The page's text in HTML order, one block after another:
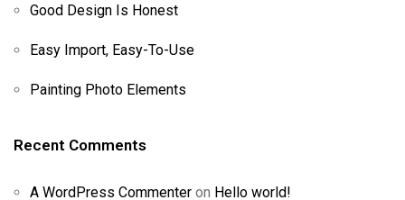
Good Design Is Honest
Easy Import, Easy-To-Use
Painting Photo Elements
Recent Comments
A WordPress Commenter on Hello world!